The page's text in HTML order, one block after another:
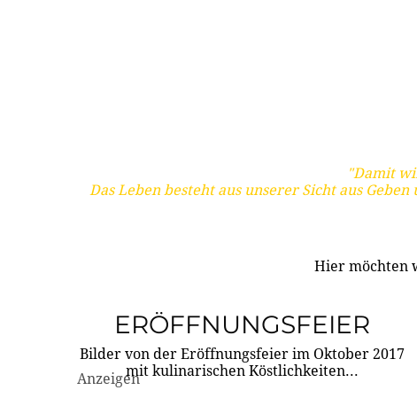
"Damit
Das Leben besteht aus unserer Sicht aus
Hier möchten
ERÖFFNUNGSFEIER
Bilder von der Eröffnungsfeier im Oktober 2017
mit kulinarischen Köstlichkeiten...
Anzeigen